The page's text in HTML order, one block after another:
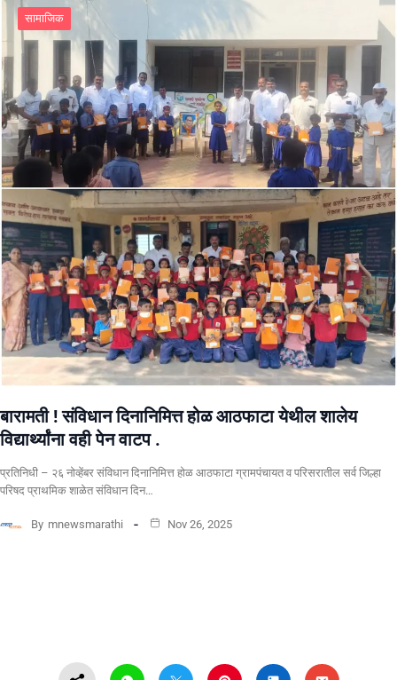
सामाजिक
बारामती ! संविधान दिनानिमित्त होळ आठफाटा येथील शालेय
विद्यार्थ्यांना वही पेन वाटप .
प्रतिनिधी – २६ नोव्हेंबर संविधान दिनानिमित्त होळ आठफाटा ग्रामपंचायत व परिसरातील सर्व जिल्हा
परिषद प्राथमिक शाळेत संविधान दिन…
By mnewsmarathi Nov 26, 2025